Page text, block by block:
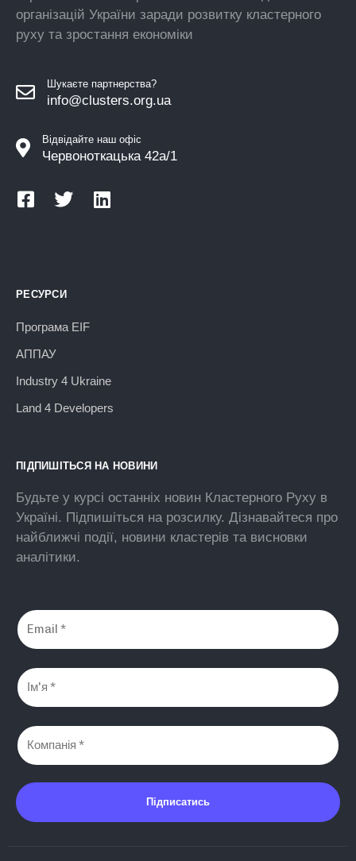
організацій України заради розвитку кластерного
руху та зростання економіки
Шукаєте партнерства?
info@clusters.org.ua
Відвідайте наш офіс
Червоноткацька 42а/1
РЕСУРСИ
Програма EIF
АППАУ
Industry 4 Ukraine
Land 4 Developers
ПІДПИШІТЬСЯ НА НОВИНИ
Будьте у курсі останніх новин Кластерного Руху в
Україні. Підпишіться на розсилку. Дізнавайтеся про
найближчі події, новини кластерів та висновки
аналітики.
Підписатись